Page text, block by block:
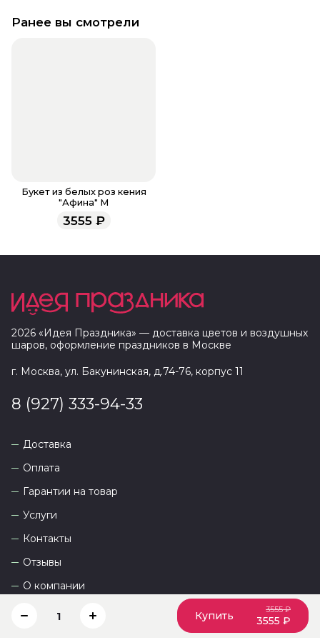
1 Купить 3555 ₽
3555 ₽
Ранее вы смотрели
Букет из белых роз кения
"Афина" M
3555₽
2026 «Идея Праздника» — доставка цветов и воздушных
шаров, оформление праздников в Москве
г. Москва, ул. Бакунинская, д.74-76, корпус 11
8 (927) 333-94-33
Доставка
Оплата
Гарантии на товар
Услуги
Контакты
Отзывы
О компании
Сайт разработан DEVKOT